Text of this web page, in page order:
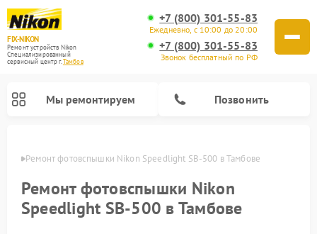
FIX-NIKON
Ремонт устройств Nikon
Специализированный
cервисный центр г.Тамбов
+7 (800) 301-55-83
Ежедневно, с 10:00 до 20:00
+7 (800) 301-55-83
Звонок бесплатный по РФ
Мы ремонтируем Позвонить
Ремонт фотовспышки Nikon Speedlight SB-500 в Тамбове
Ремонт фотовспышки Nikon
Speedlight SB-500 в Тамбове